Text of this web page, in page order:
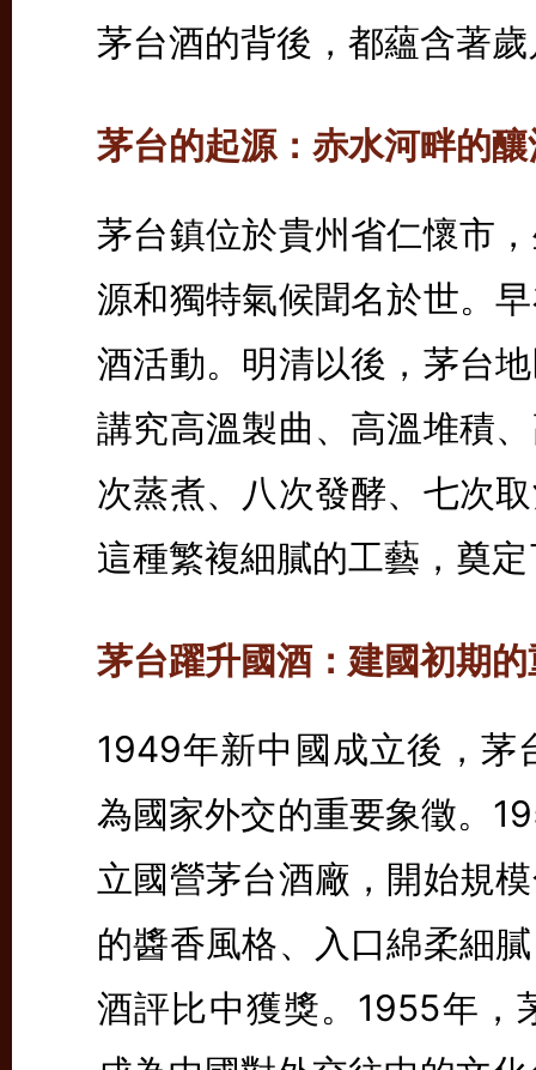
茅台酒的背後，都蘊含著
茅台的起源：赤水河畔的
茅台鎮位於貴州省仁懷市
源和獨特氣候聞名於世。
酒活動。明清以後，茅台
講究高溫製曲、高溫堆積
次蒸煮、八次發酵、七次
這種繁複細膩的工藝，奠
茅台躍升國酒：建國初期
1949年新中國成立後，茅
為國家外交的重要象徵。
立國營茅台酒廠，開始規
的醬香風格、入口綿柔細
酒評比中獲獎。1955年，